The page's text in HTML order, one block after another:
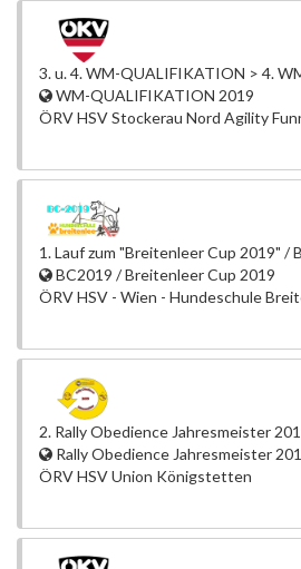
3. u. 4. WM-QUALIFIKATION > 4.
WM-QUALIFIKATION 2019
ÖRV HSV Stockerau Nord Agility
1. Lauf zum "Breitenleer Cup 2019" /
BC2019 / Breitenleer Cup 2019
ÖRV HSV - Wien - Hundeschule
2. Rally Obedience Jahresmeister
Rally Obedience Jahresmeister
ÖRV HSV Union Königstetten